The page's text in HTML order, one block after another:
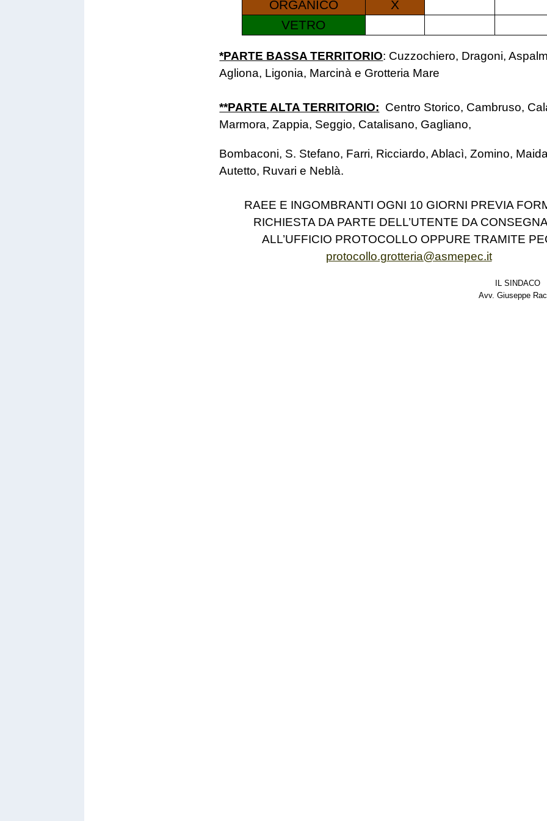
ORGANICO
X
VETRO
*PARTE BASSA TERRITORIO: Cuzzochiero, Dragoni,
Agliona, Ligonia, Marcinà e Grotteria Mare
**PARTE ALTA TERRITORIO: Centro Storico, Cambruso,
Marmora, Zappia, Seggio, Catalisano, Gagliano,
Bombaconi, S. Stefano, Farri, Ricciardo, Ablacì, Zomino,
Autetto, Ruvari e Neblà.
RAEE E INGOMBRANTI OGNI 10 GIORNI PREVIA
RICHIESTA DA PARTE DELL’UTENTE DA
ALL’UFFICIO PROTOCOLLO OPPURE TRAMITE
protocollo.grotteria@asmepec.it
IL SINDACO
Avv. Giuseppe